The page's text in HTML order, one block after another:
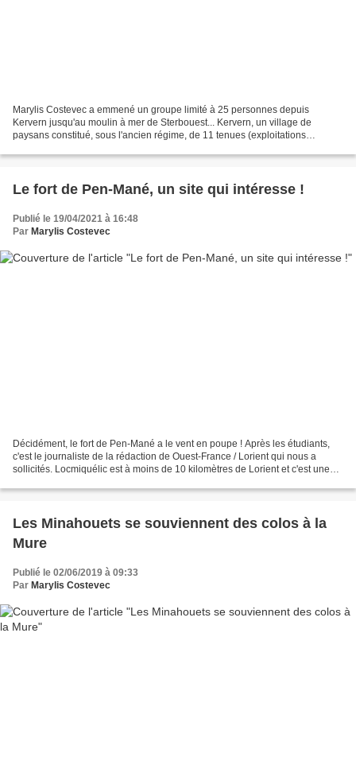
Marylis Costevec a emmené un groupe limité à 25 personnes depuis
Kervern jusqu'au moulin à mer de Sterbouest... Kervern, un village de
paysans constitué, sous l'ancien régime, de 11 tenues (exploitations
Le fort de Pen-Mané, un site qui intéresse !
Publié le 19/04/2021 à 16:48
Par Marylis Costevec
Décidément, le fort de Pen-Mané a le vent en poupe ! Après les étudiants,
c'est le journaliste de la rédaction de Ouest-France / Lorient qui nous a
sollicités. Locmiquélic est à moins de 10 kilomètres de Lorient et c'est une
Les Minahouets se souviennent des colos à la
Mure
Publié le 02/06/2019 à 09:33
Par Marylis Costevec